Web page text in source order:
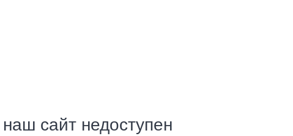
сайт недоступен